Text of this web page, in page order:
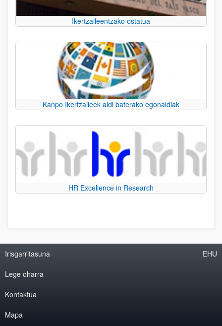
Ikertzaileentzako ostatua
Kanpo Ikertzaileek aldi baterako egonaldiak
HR Excellence in Research
Irisgarritasuna
Lege oharra
Kontaktua
Mapa
EHU